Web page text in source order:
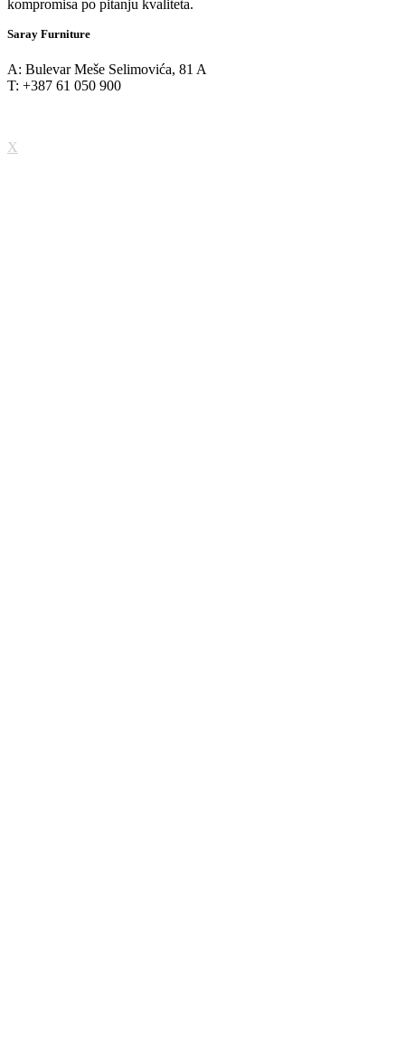
kompromisa po pitanju kvaliteta.
Saray Furniture
A: Bulevar Meše Selimovića, 81 A
T: +387 61 050 900
X